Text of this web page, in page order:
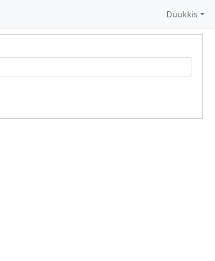
Duukkis